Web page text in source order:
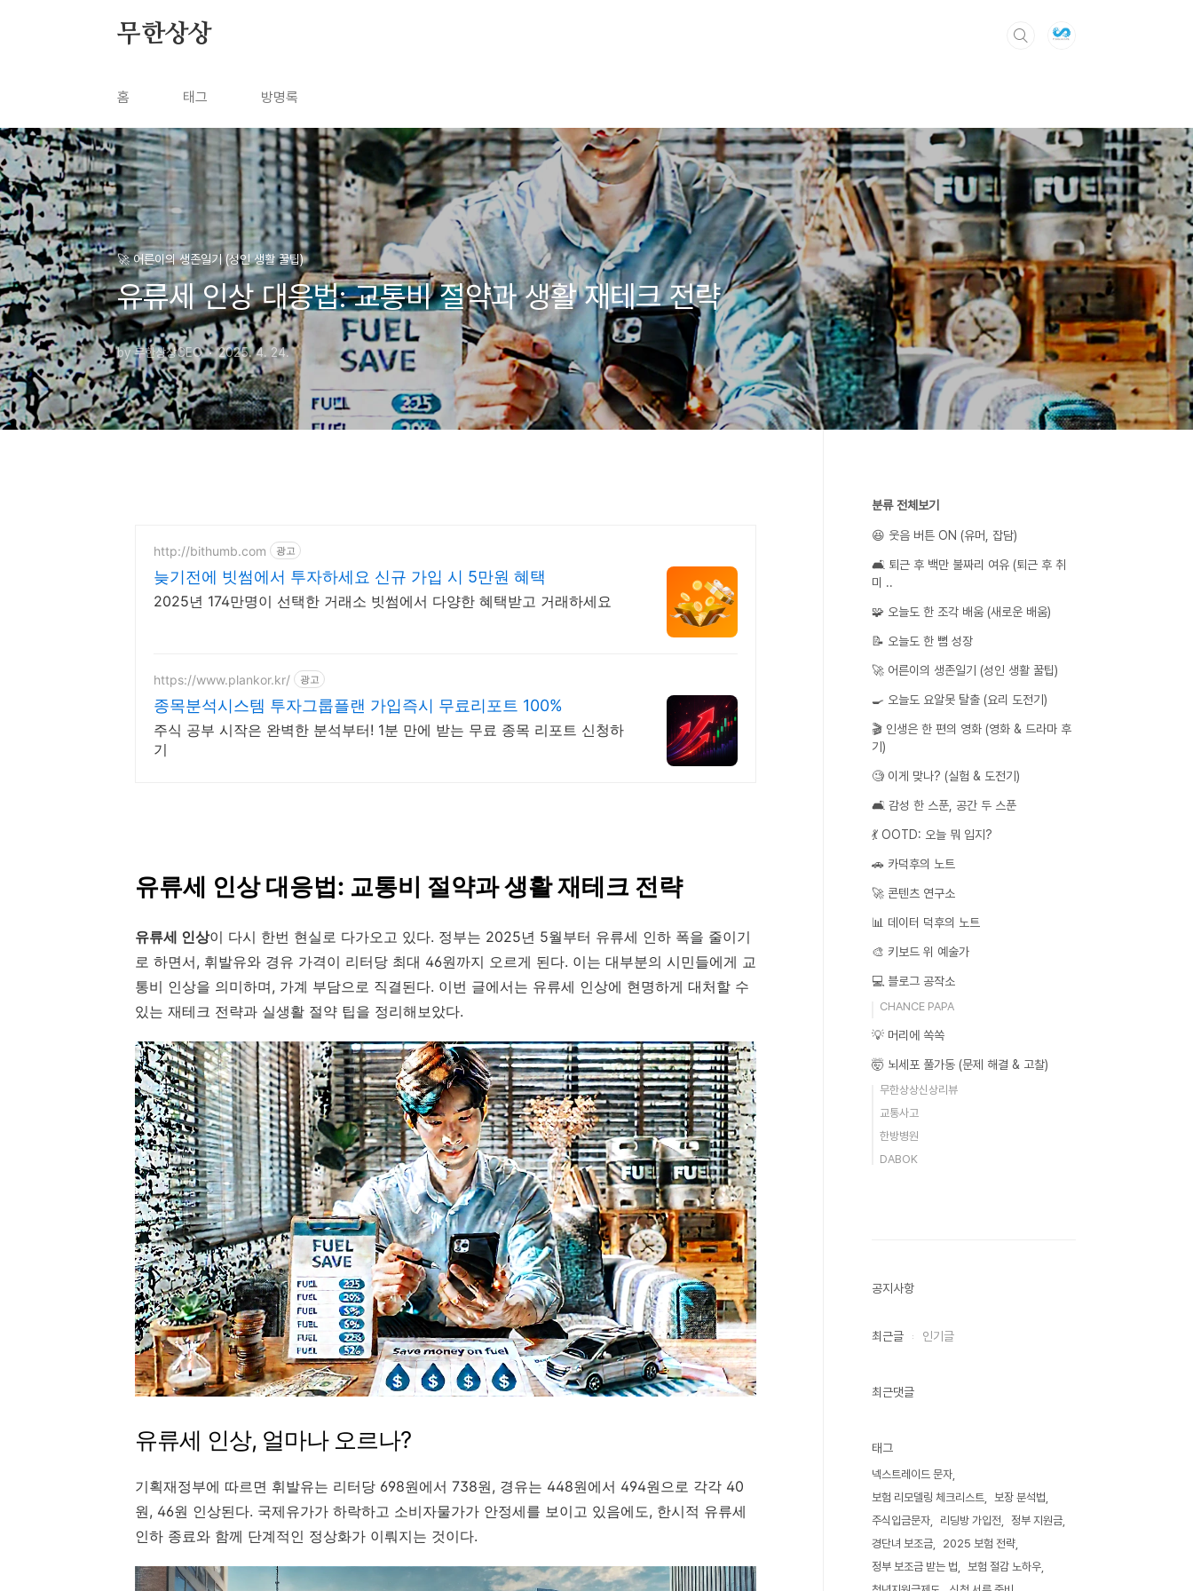
무한상상
홈 태그 방명록
🚀 어른이의 생존일기 (성인 생활 꿀팁)
유류세 인상 대응법: 교통비 절약과 생활 재테크 전략
by 무한상상CEO 2025. 4. 24.
http://bithumb.com 광고
늦기전에 빗썸에서 투자하세요 신규 가입 시 5만원 혜택
2025년 174만명이 선택한 거래소 빗썸에서 다양한 혜택받고 거래하세요
https://www.plankor.kr/ 광고
종목분석시스템 투자그룹플랜 가입즉시 무료리포트 100%
주식 공부 시작은 완벽한 분석부터! 1분 만에 받는 무료 종목 리포트 신청하
기
유류세 인상 대응법: 교통비 절약과 생활 재테크 전략
유류세 인상이 다시 한번 현실로 다가오고 있다. 정부는 2025년 5월부터 유류세 인하 폭을 줄이기
로 하면서, 휘발유와 경유 가격이 리터당 최대 46원까지 오르게 된다. 이는 대부분의 시민들에게 교
통비 인상을 의미하며, 가계 부담으로 직결된다. 이번 글에서는 유류세 인상에 현명하게 대처할 수
있는 재테크 전략과 실생활 절약 팁을 정리해보았다.
유류세 인상, 얼마나 오르나?
기획재정부에 따르면 휘발유는 리터당 698원에서 738원, 경유는 448원에서 494원으로 각각 40
원, 46원 인상된다. 국제유가가 하락하고 소비자물가가 안정세를 보이고 있음에도, 한시적 유류세
인하 종료와 함께 단계적인 정상화가 이뤄지는 것이다.
분류 전체보기
😆 웃음 버튼 ON (유머, 잡담)
🛋️ 퇴근 후 백만 불짜리 여유 (퇴근 후 취
미 ..
🧩 오늘도 한 조각 배움 (새로운 배움)
📝 오늘도 한 뼘 성장
🚀 어른이의 생존일기 (성인 생활 꿀팁)
🍳 오늘도 요알못 탈출 (요리 도전기)
🎬 인생은 한 편의 영화 (영화 & 드라마 후
기)
🧐 이게 맞나? (실험 & 도전기)
🛋️ 감성 한 스푼, 공간 두 스푼
💃 OOTD: 오늘 뭐 입지?
🚗 카덕후의 노트
🚀 콘텐츠 연구소
📊 데이터 덕후의 노트
🎨 키보드 위 예술가
💻 블로그 공작소
CHANCE PAPA
💡 머리에 쏙쏙
🤯 뇌세포 풀가동 (문제 해결 & 고찰)
무한상상신상리뷰
교통사고
한방병원
DABOK
공지사항
최근글 인기글
최근댓글
태그
넥스트레이드 문자
보험 리모델링 체크리스트
보장 분석법
주식입금문자
리딩방 가입전
정부 지원금
경단녀 보조금
2025 보험 전략
정부 보조금 받는 법
보험 절감 노하우